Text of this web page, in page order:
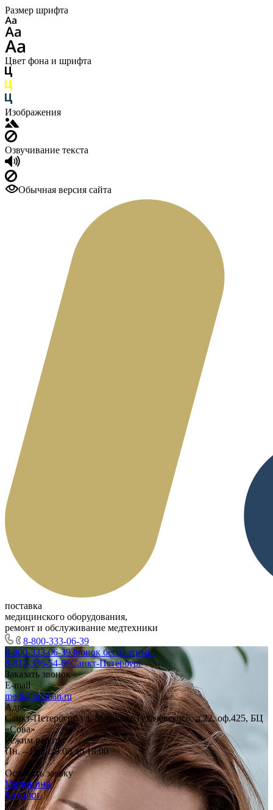
Размер шрифта
Цвет фона и шрифта
Изображения
Озвучивание текста
Обычная версия сайта
поставка
медицинского оборудования,
ремонт и обслуживание медтехники
8-800-333-06-39
8-800-333-06-39Звонок бесплатный
8-812-336-54-66Санкт-Петербург
Заказать звонок
E-mail
medi@breman.ru
Адрес
Санкт-Петербург, ул. Маршала Тухачевского, д.22, оф.425, БЦ
«Сова»
Режим работы
Пн. – Пт.: с 9:00 до 18:00
Оставить заявку
Медицина
Каталог